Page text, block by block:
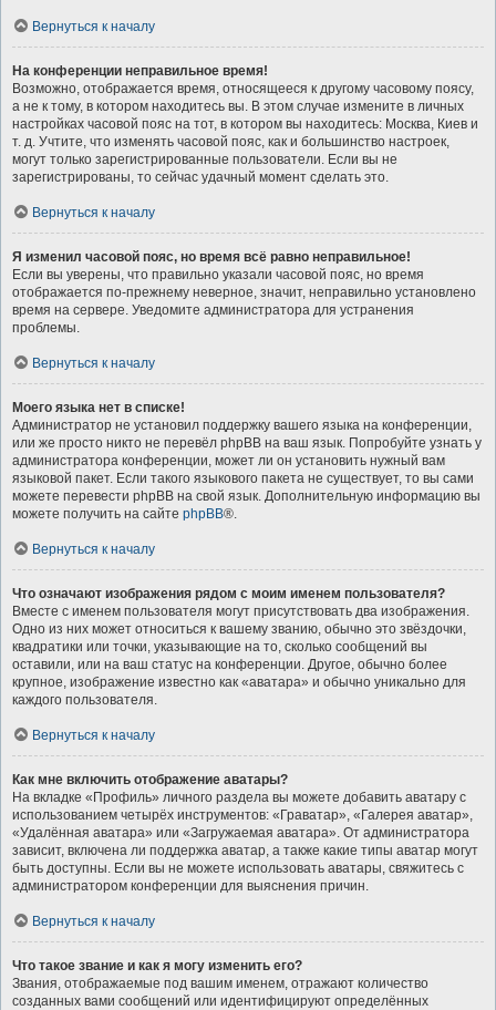
Вернуться к началу
На конференции неправильное время!
Возможно, отображается время, относящееся к другому часовому поясу,
а не к тому, в котором находитесь вы. В этом случае измените в личных
настройках часовой пояс на тот, в котором вы находитесь: Москва, Киев и
т. д. Учтите, что изменять часовой пояс, как и большинство настроек,
могут только зарегистрированные пользователи. Если вы не
зарегистрированы, то сейчас удачный момент сделать это.
Вернуться к началу
Я изменил часовой пояс, но время всё равно неправильное!
Если вы уверены, что правильно указали часовой пояс, но время
отображается по-прежнему неверное, значит, неправильно установлено
время на сервере. Уведомите администратора для устранения
проблемы.
Вернуться к началу
Моего языка нет в списке!
Администратор не установил поддержку вашего языка на конференции,
или же просто никто не перевёл phpBB на ваш язык. Попробуйте узнать у
администратора конференции, может ли он установить нужный вам
языковой пакет. Если такого языкового пакета не существует, то вы сами
можете перевести phpBB на свой язык. Дополнительную информацию вы
можете получить на сайте phpBB®.
Вернуться к началу
Что означают изображения рядом с моим именем пользователя?
Вместе с именем пользователя могут присутствовать два изображения.
Одно из них может относиться к вашему званию, обычно это звёздочки,
квадратики или точки, указывающие на то, сколько сообщений вы
оставили, или на ваш статус на конференции. Другое, обычно более
крупное, изображение известно как «аватара» и обычно уникально для
каждого пользователя.
Вернуться к началу
Как мне включить отображение аватары?
На вкладке «Профиль» личного раздела вы можете добавить аватару с
использованием четырёх инструментов: «Граватар», «Галерея аватар»,
«Удалённая аватара» или «Загружаемая аватара». От администратора
зависит, включена ли поддержка аватар, а также какие типы аватар могут
быть доступны. Если вы не можете использовать аватары, свяжитесь с
администратором конференции для выяснения причин.
Вернуться к началу
Что такое звание и как я могу изменить его?
Звания, отображаемые под вашим именем, отражают количество
созданных вами сообщений или идентифицируют определённых